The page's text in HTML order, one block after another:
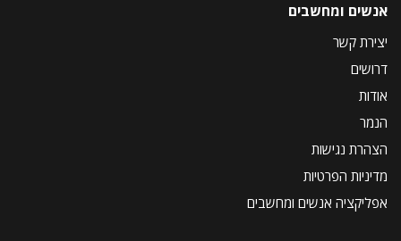
אנשים ומחשבים
יצירת קשר
דרושים
אודות
הנמר
הצהרת נגישות
מדיניות הפרטיות
אפליקציה אנשים ומחשבים